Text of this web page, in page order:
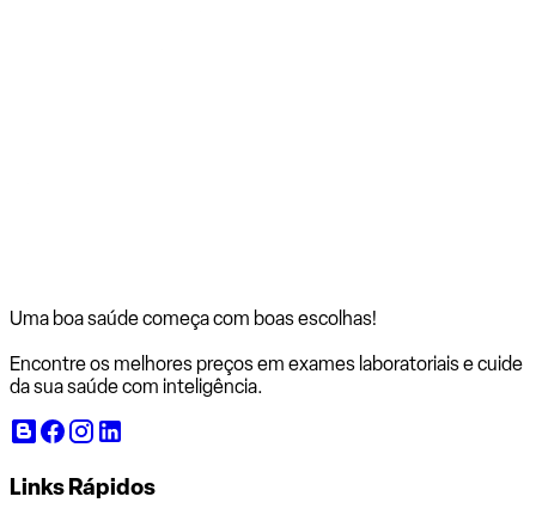
Uma boa saúde começa com boas escolhas!
Encontre os melhores preços em exames laboratoriais e cuide
da sua saúde com inteligência.
Links Rápidos